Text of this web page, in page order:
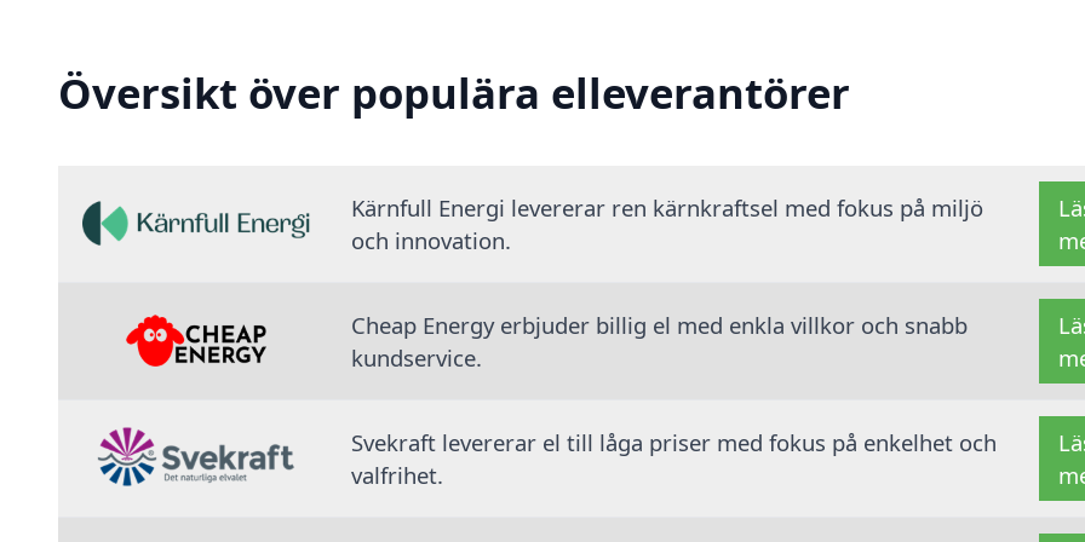
Översikt över populära elleverantörer
Kärnfull Energi levererar ren kärnkraftsel med fokus på miljö
och innovation.
Cheap Energy erbjuder billig el med enkla villkor och snabb
kundservice.
Svekraft levererar el till låga priser med fokus på enkelhet och
valfrihet.